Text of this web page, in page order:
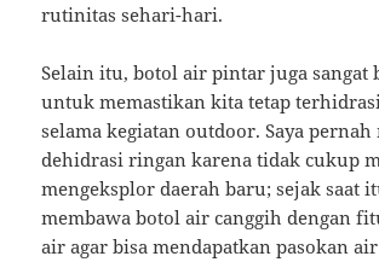
rutinitas sehari-hari.
Selain itu, botol air pintar juga sangat
untuk memastikan kita tetap
selama kegiatan outdoor. Saya
dehidrasi ringan karena tidak cukup
mengeksplor daerah baru; sejak saat
membawa botol air canggih dengan
air agar bisa mendapatkan pasokan